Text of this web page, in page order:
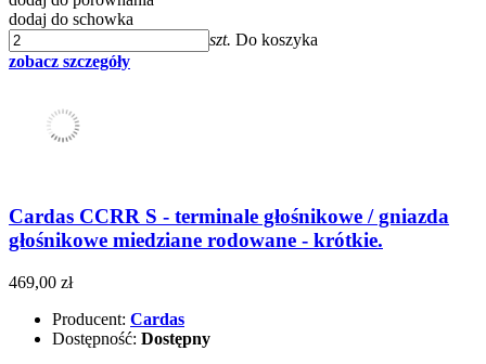
dodaj do schowka
szt. Do koszyka
zobacz szczegóły
Cardas CCRR S - terminale głośnikowe / gniazda
głośnikowe miedziane rodowane - krótkie.
469,00 zł
Producent: Cardas
Dostępność: Dostępny